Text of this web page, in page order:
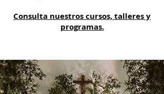
Consulta nuestros cursos, talleres y
programas.